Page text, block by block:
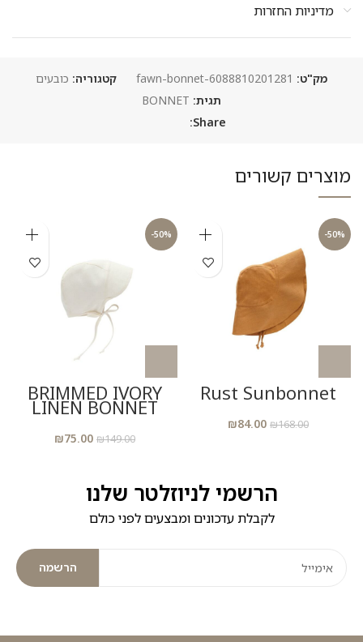
מדיניות החזרות
מק"ט: 6088810201281-fawn-bonnet קטגוריה: כובעים
תגית: BONNET
Share:
מוצרים קשורים
-50%
Rust Sunbonnet
₪168.00
₪84.00
-50%
BRIMMED IVORY
LINEN BONNET
₪149.00
₪75.00
הרשמי לניוזלטר שלנו
לקבלת עדכונים ומבצעים לפני כולם
הרשמה